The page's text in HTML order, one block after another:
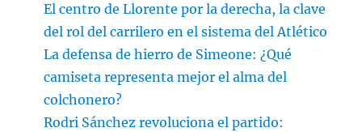
El centro de Llorente por la derecha, la clave
del rol del carrilero en el sistema del Atlético
La defensa de hierro de Simeone: ¿Qué
camiseta representa mejor el alma del
colchonero?
Rodri Sánchez revoluciona el partido: